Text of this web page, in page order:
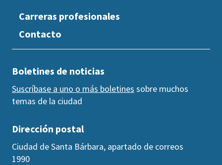
Carreras profesionales
Contacto
Dirección postal
Ciudad de Santa Bárbara, apartado de correos
1990
Boletines de noticias
Suscríbase a uno o más boletines sobre muchos
temas de la ciudad